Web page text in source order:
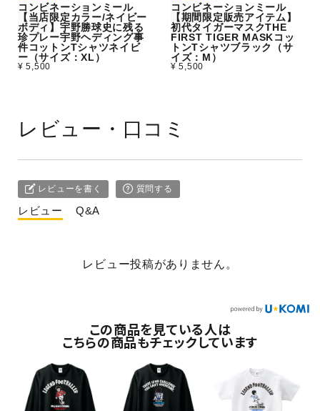
コンビネーションミール
【当店限定カラー/ネイビー
ボディ】宇野勝球史に残る
珍プレー宇野ヘディング事
件コットンTシャツネイビ
ー（サイズ：XL）
¥ 5,500
コンビネーションミール
【期間限定販売アイテム】
初代タイガーマスクTHE
FIRST TIGER MASKコッ
トンTシャツブラック（サ
イズ：M）
¥ 5,500
レビュー・口コミ
レビューを書く 質問する
レビュー Q&A
レビュー投稿がありません。
この商品を見ている人は
こちらの商品もチェックしています